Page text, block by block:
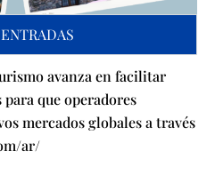
avanza en facilitar
que operadores
mercados globales a través
ar/